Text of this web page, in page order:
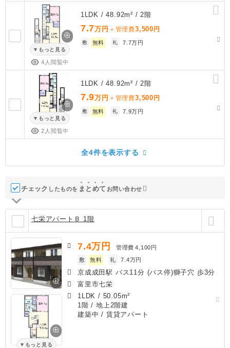
もっと見る
4人閲覧中
1LDK / 48.92m² / 2階
7.7万円 ＋管理費3,500 円
敷 無料 礼 7.7万円
もっと見る
2人閲覧中
1LDK / 48.92m² / 2階
7.9万円 ＋管理費3,500 円
敷 無料 礼 7.9万円
全4件を表示する
チェック したものを ま と めて お問い合わせ
七栄アパートＢ 1階
もっと見る
7.4万円 管理費 4,100円
敷
無料 礼 7.4万円
京成成田駅 バス11分 (バス停)獅子穴 歩3分
富里市七栄
1LDK / 50.05m²
1階 / 地上2階建
建築中 / 賃貸アパート